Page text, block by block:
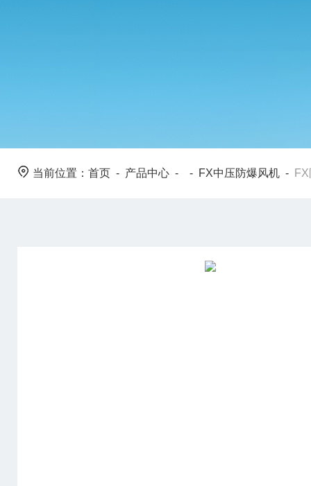
当前位置： 首页 - 产品中心 - - FX中压防爆风机 -